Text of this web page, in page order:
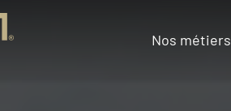
Nos métiers